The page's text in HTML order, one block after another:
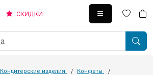
СКИДКИ
Кондитерские изделия / Конфеты
/